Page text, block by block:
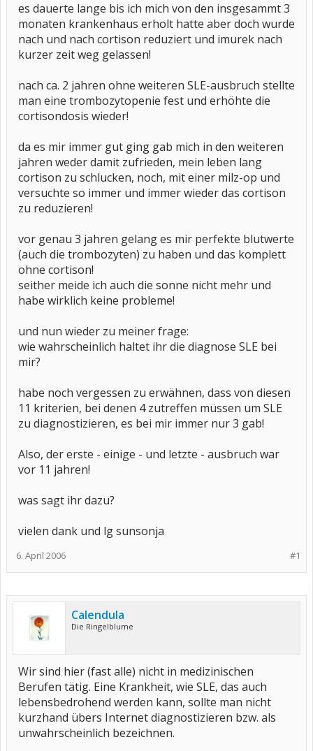
es dauerte lange bis ich mich von den insgesammt 3
monaten krankenhaus erholt hatte aber doch wurde
nach und nach cortison reduziert und imurek nach
kurzer zeit weg gelassen!
nach ca. 2 jahren ohne weiteren SLE-ausbruch stellte
man eine trombozytopenie fest und erhöhte die
cortisondosis wieder!
da es mir immer gut ging gab mich in den weiteren
jahren weder damit zufrieden, mein leben lang
cortison zu schlucken, noch, mit einer milz-op und
versuchte so immer und immer wieder das cortison
zu reduzieren!
vor genau 3 jahren gelang es mir perfekte blutwerte
(auch die trombozyten) zu haben und das komplett
ohne cortison!
seither meide ich auch die sonne nicht mehr und
habe wirklich keine probleme!
und nun wieder zu meiner frage:
wie wahrscheinlich haltet ihr die diagnose SLE bei
mir?
habe noch vergessen zu erwähnen, dass von diesen
11 kriterien, bei denen 4 zutreffen müssen um SLE
zu diagnostizieren, es bei mir immer nur 3 gab!
Also, der erste - einige - und letzte - ausbruch war
vor 11 jahren!
was sagt ihr dazu?
vielen dank und lg sunsonja
#1
6. April 2006
Calendula
Die Ringelblume
Wir sind hier (fast alle) nicht in medizinischen
Berufen tätig. Eine Krankheit, wie SLE, das auch
lebensbedrohend werden kann, sollte man nicht
kurzhand übers Internet diagnostizieren bzw. als
unwahrscheinlich bezeichnen.